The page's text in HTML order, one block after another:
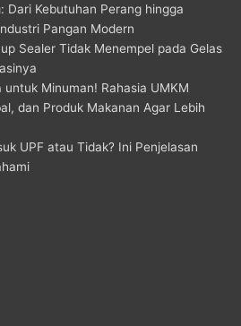
Dari Kebutuhan Perang hingga
Pangan Modern
Sealer Tidak Menempel pada Gelas
Minuman! Rahasia UMKM
dan Produk Makanan Agar Lebih
UPF atau Tidak? Ini Penjelasan